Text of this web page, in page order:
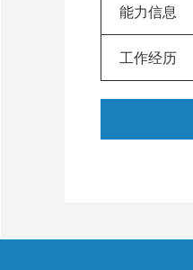
能力信息
工作经历